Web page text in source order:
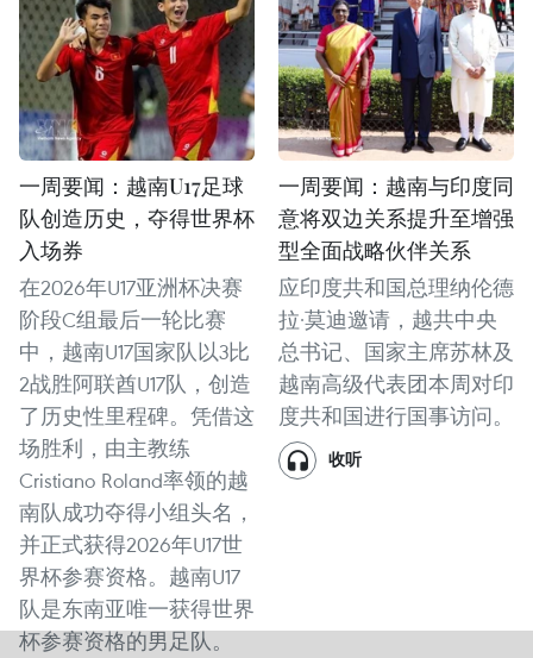
一周要闻：越南U17足球
队创造历史，夺得世界杯
入场券
在2026年U17亚洲杯决赛
阶段C组最后一轮比赛
中，越南U17国家队以3比
2战胜阿联酋U17队，创造
了历史性里程碑。凭借这
场胜利，由主教练
Cristiano Roland率领的越
南队成功夺得小组头名，
并正式获得2026年U17世
界杯参赛资格。越南U17
队是东南亚唯一获得世界
杯参赛资格的男足队。
一周要闻：越南与印度同
意将双边关系提升至增强
型全面战略伙伴关系
应印度共和国总理纳伦德
拉·莫迪邀请，越共中央
总书记、国家主席苏林及
越南高级代表团本周对印
度共和国进行国事访问。
收听